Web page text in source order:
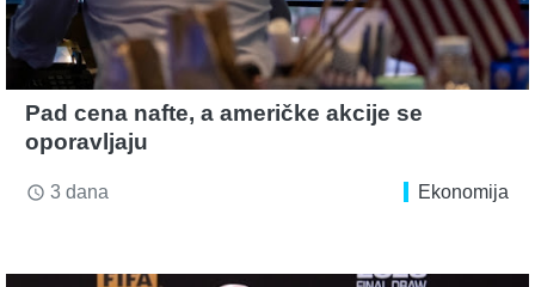
Pad cena nafte, a američke akcije se
oporavljaju
access_time 3 dana Ekonomija